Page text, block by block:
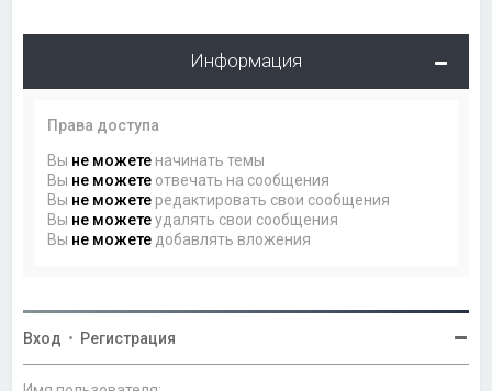
Информация
Права доступа
Вы не можете начинать темы
Вы не можете отвечать на сообщения
Вы не можете редактировать свои сообщения
Вы не можетеудалять свои сообщения
Вы не можете добавлять вложения
Вход • Регистрация